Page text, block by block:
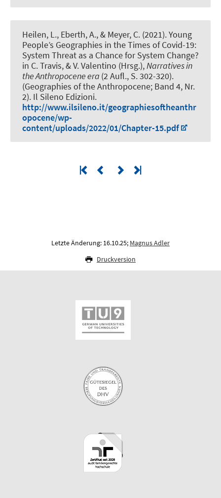
Heilen, L., Eberth, A., & Meyer, C. (2021).Young
People’s Geographies in the Times of Covid-19:
System Threat as a Chance for System Change?
in C. Travis, & V. Valentino (Hrsg.),Narratives in
the Anthropocene era (2 Aufl., S. 302-320).
(Geographies of the Anthropocene; Band 4, Nr.
2). Il Sileno Edizioni.
http://www.ilsileno.it/geographiesoftheanthr
opocene/wp-
content/uploads/2022/01/Chapter-15.pdf
Letzte Änderung: 16.10.25; Magnus Adler
Druckversion